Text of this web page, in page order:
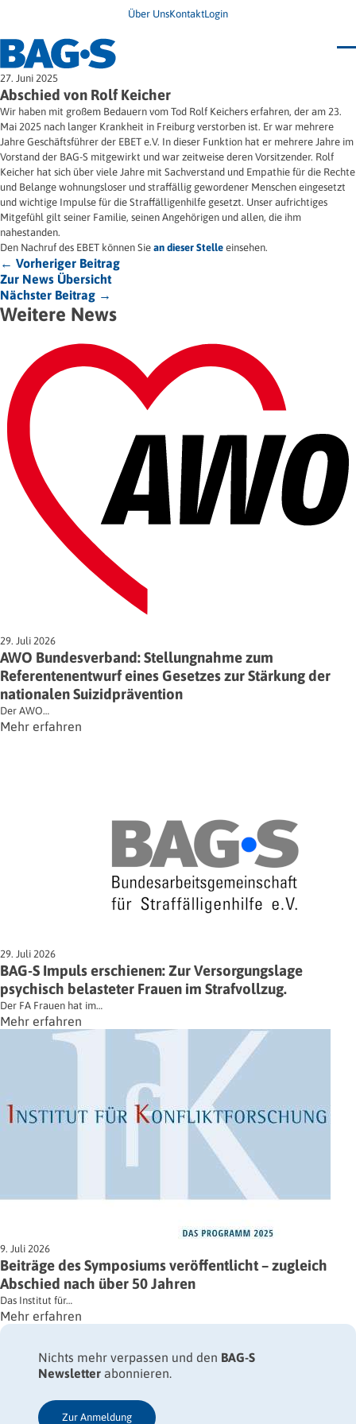
Über UnsKontaktLogin
Bundestagung 2026
Wo finde ich Hilfe?
News
Termine
Veröffentlichungen
Infodienst
Wegweiser
Jugendbroschüre
Impulse
Presse & Stellungnahmen
Newsletter
Unsere Themen
Angehörige
Ersatzfreiheitsstrafe
Freie Straffälligenhilfe
Gesundheit
Migration
Frauen
Wohnen
27. Juni 2025
Abschied von Rolf Keicher
Wir haben mit großem Bedauern vom Tod Rolf Keichers erfahren, der am 23.
Mai 2025 nach langer Krankheit in Freiburg verstorben ist. Er war mehrere
Jahre Geschäftsführer der EBET e.V. In dieser Funktion hat er mehrere Jahre im
Vorstand der BAG-S mitgewirkt und war zeitweise deren Vorsitzender. Rolf
Keicher hat sich über viele Jahre mit Sachverstand und Empathie für die Rechte
und Belange wohnungsloser und straffällig gewordener Menschen eingesetzt
und wichtige Impulse für die Straffälligenhilfe gesetzt. Unser aufrichtiges
Mitgefühl gilt seiner Familie, seinen Angehörigen und allen, die ihm
nahestanden.
Den Nachruf des EBET können Sie an dieser Stelle einsehen.
← Vorheriger Beitrag
Zur News Übersicht
Nächster Beitrag →
Weitere News
29. Juli 2026
AWO Bundesverband: Stellungnahme zum
Referentenentwurf eines Gesetzes zur Stärkung der
nationalen Suizidprävention
Der AWO…
Mehr erfahren
29. Juli 2026
BAG-S Impuls erschienen: Zur Versorgungslage
psychisch belasteter Frauen im Strafvollzug.
Der FA Frauen hat im…
Mehr erfahren
9. Juli 2026
Beiträge des Symposiums veröffentlicht – zugleich
Abschied nach über 50 Jahren
Das Institut für…
Mehr erfahren
Nichts mehr verpassen und den BAG-S
Newsletter abonnieren.
Zur Anmeldung